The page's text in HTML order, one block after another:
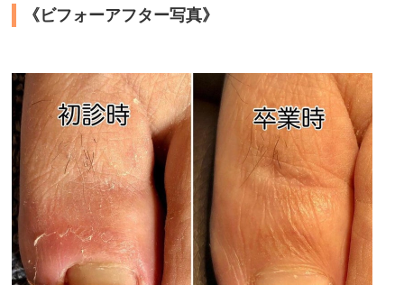
《ビフォーアフター写真》